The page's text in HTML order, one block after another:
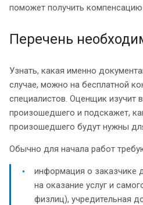
поможет получить
Перечень
Узнать, какая именно
случае, можно на бесплатной
специалистов. Оценщик изучит
произошедшего и подскажет,
произошедшего будут нужны
Обычно для начала работ
информация о заказчике
на оказание услуг и
физлиц), учредительная